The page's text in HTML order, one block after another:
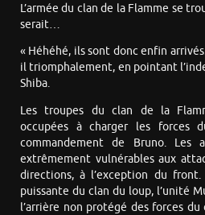
L’armée du clan de la Flamme se
serait…
« Héhéhé, ils sont donc enfin
il triomphalement, en pointant
Shiba.
Les troupes du clan de la
occupées à charger les forces
commandement de Bruno. Les
extrêmement vulnérables aux
directions, à l’exception du
puissante du clan du loup, l’unité
l’arrière non protégé des forces